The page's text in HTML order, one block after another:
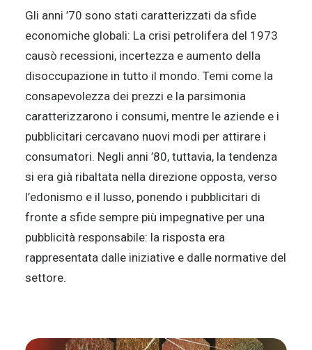
Gli anni ’70 sono stati caratterizzati da sfide
economiche globali: La crisi petrolifera del 1973
causò recessioni, incertezza e aumento della
disoccupazione in tutto il mondo. Temi come la
consapevolezza dei prezzi e la parsimonia
caratterizzarono i consumi, mentre le aziende e i
pubblicitari cercavano nuovi modi per attirare i
consumatori. Negli anni ’80, tuttavia, la tendenza
si era già ribaltata nella direzione opposta, verso
l’edonismo e il lusso, ponendo i pubblicitari di
fronte a sfide sempre più impegnative per una
pubblicità responsabile: la risposta era
rappresentata dalle iniziative e dalle normative del
settore.